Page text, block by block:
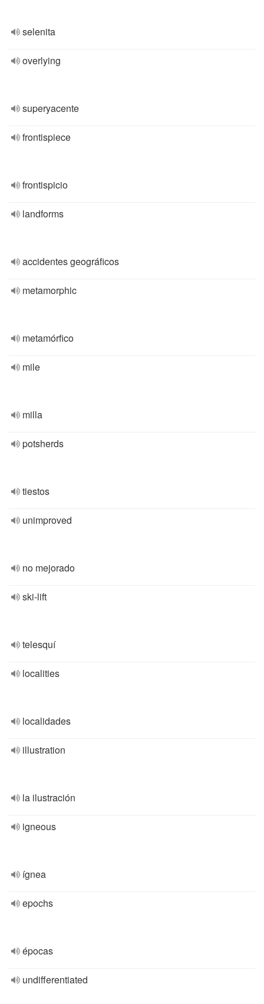
selenita
overlying
superyacente
frontispiece
frontispicio
landforms
accidentes geográficos
metamorphic
metamórfico
mile
milla
potsherds
tiestos
unimproved
no mejorado
ski-lift
telesquí
localities
localidades
illustration
la ilustración
igneous
ígnea
epochs
épocas
undifferentiated